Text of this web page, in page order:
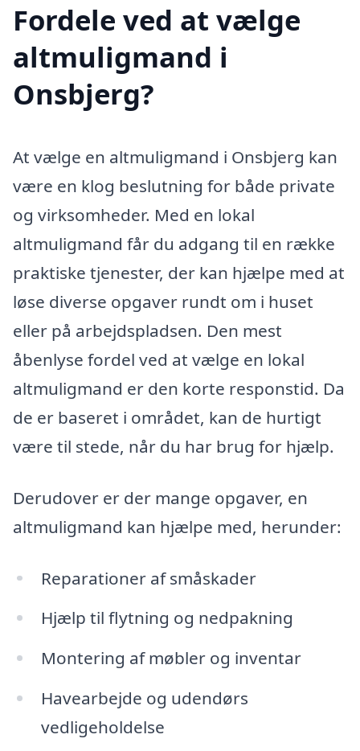
Fordele ved at vælge
altmuligmand i
Onsbjerg?
At vælge en altmuligmand i Onsbjerg kan
være en klog beslutning for både private
og virksomheder. Med en lokal
altmuligmand får du adgang til en række
praktiske tjenester, der kan hjælpe med at
løse diverse opgaver rundt om i huset
eller på arbejdspladsen. Den mest
åbenlyse fordel ved at vælge en lokal
altmuligmand er den korte responstid. Da
de er baseret i området, kan de hurtigt
være til stede, når du har brug for hjælp.
Derudover er der mange opgaver, en
altmuligmand kan hjælpe med, herunder:
Reparationer af småskader
Hjælp til flytning og nedpakning
Montering af møbler og inventar
Havearbejde og udendørs
vedligeholdelse